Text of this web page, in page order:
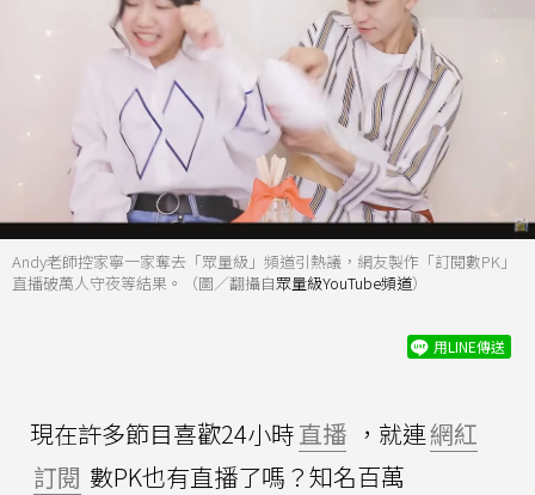
Andy老師控家寧一家奪去「眾量級」頻道引熱議，網友製作「訂閱數PK」
直播破萬人守夜等結果。（圖／翻攝自眾量級YouTube頻道）
用LINE傳送
現在許多節目喜歡24小時直播 ，就連網紅
訂閱 數PK也有直播了嗎？知名百萬